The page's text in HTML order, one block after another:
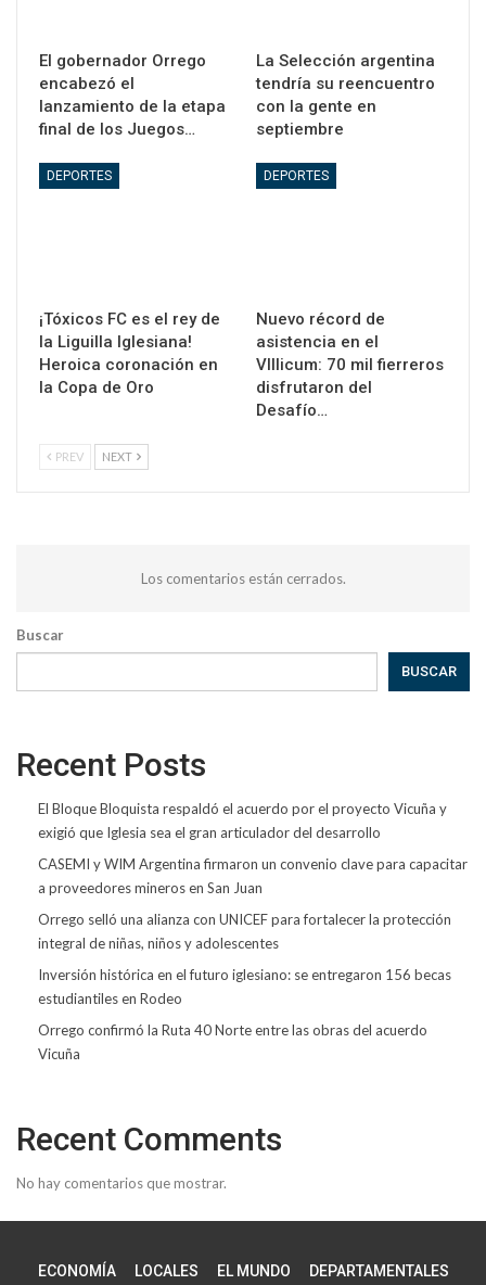
El gobernador Orrego
encabezó el
lanzamiento de la etapa
final de los Juegos…
La Selección argentina
tendría su reencuentro
con la gente en
septiembre
DEPORTES
¡Tóxicos FC es el rey de
la Liguilla Iglesiana!
Heroica coronación en
la Copa de Oro
DEPORTES
Nuevo récord de
asistencia en el
VIllicum: 70 mil fierreros
disfrutaron del
Desafío…
PREV NEXT
Los comentarios están cerrados.
Buscar
BUSCAR
Recent Posts
El Bloque Bloquista respaldó el acuerdo por el proyecto Vicuña y
exigió que Iglesia sea el gran articulador del desarrollo
CASEMI y WIM Argentina firmaron un convenio clave para capacitar
a proveedores mineros en San Juan
Orrego selló una alianza con UNICEF para fortalecer la protección
integral de niñas, niños y adolescentes
Inversión histórica en el futuro iglesiano: se entregaron 156 becas
estudiantiles en Rodeo
Orrego confirmó la Ruta 40 Norte entre las obras del acuerdo
Vicuña
Recent Comments
No hay comentarios que mostrar.
ECONOMÍA LOCALES EL MUNDO DEPARTAMENTALES